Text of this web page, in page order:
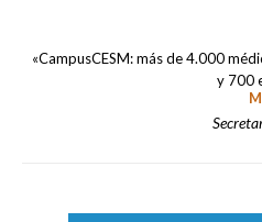
«CampusCESM: más de 4.000
y 700